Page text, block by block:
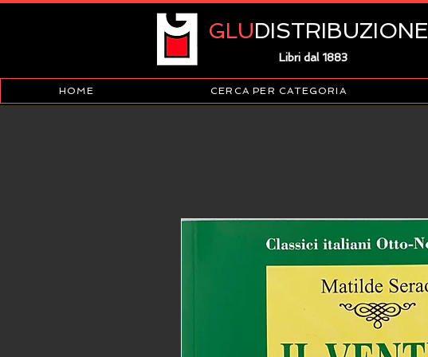
GLUDISTRIBUZIONE
Libri dal 1883
HOME CERCA PER CATEGORIA